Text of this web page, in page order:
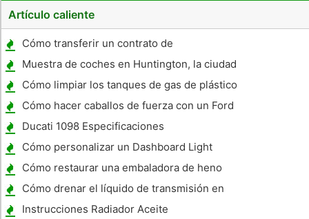
Artículo caliente
Cómo transferir un contrato de
arrendamiento Mercedes
Muestra de coches en Huntington, la ciudad
más grande de Indiana
Cómo limpiar los tanques de gas de plástico
Cómo hacer caballos de fuerza con un Ford
289 V-8
Ducati 1098 Especificaciones
Cómo personalizar un Dashboard Light
Cómo restaurar una embaladora de heno
Cómo drenar el líquido de transmisión en
un Ford Explorer 1996
Instrucciones Radiador Aceite